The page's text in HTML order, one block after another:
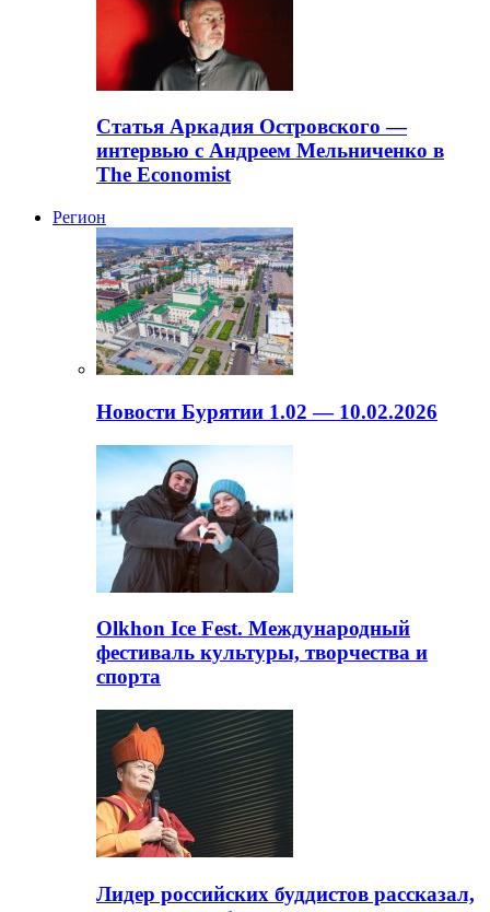
Статья Аркадия Островского —
интервью с Андреем Мельниченко в
The Economist
Регион
Новости Бурятии 1.02 — 10.02.2026
Olkhon Ice Fest. Международный
фестиваль культуры, творчества и
спорта
Лидер российских буддистов рассказал,